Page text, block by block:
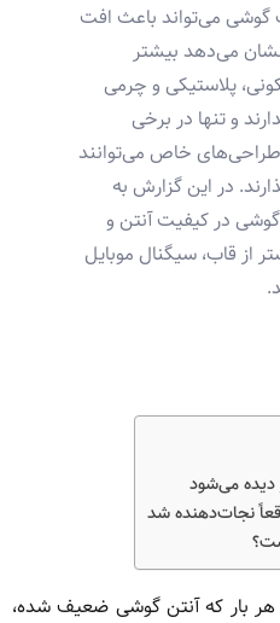
گوشی می‌تواند باعث افت
می‌دهد بیشتر
پلاستیکی و چرمی
و تنها در برخی
خاص می‌توانند
در این گزارش به
در کیفیت آنتن و
از قاب، سیگنال موبایل
دیده می‌شود
هر بار که آنتن گوشی ضعیف شده،